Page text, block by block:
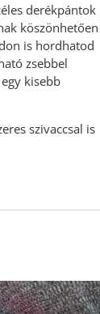
derékpántok
köszönhetően
is hordhatod
zsebbel
kisebb
szivaccsal is